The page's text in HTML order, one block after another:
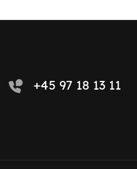
+45 97 18 13 11